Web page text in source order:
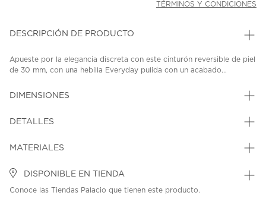
TÉRMINOS Y CONDICIONES
DESCRIPCIÓN DE PRODUCTO
Apueste por la elegancia discreta con este cinturón reversible de piel
de 30 mm, con una hebilla Everyday pulida con un acabado...
DIMENSIONES
DETALLES
MATERIALES
DISPONIBLE EN TIENDA
Conoce las Tiendas Palacio que tienen este producto.